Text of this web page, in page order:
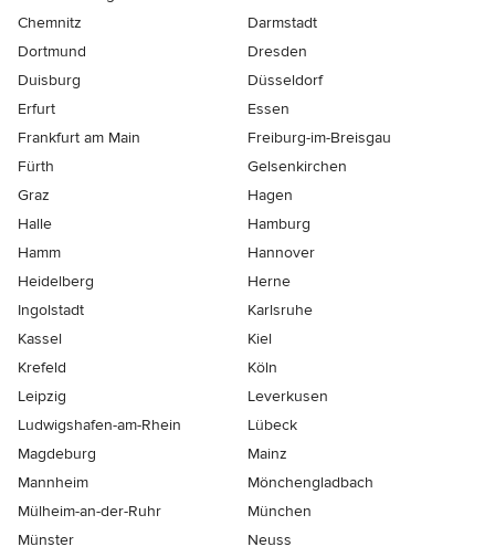
Chemnitz
Darmstadt
Dortmund
Dresden
Duisburg
Düsseldorf
Erfurt
Essen
Frankfurt am Main
Freiburg-im-Breisgau
Fürth
Gelsenkirchen
Graz
Hagen
Halle
Hamburg
Hamm
Hannover
Heidelberg
Herne
Ingolstadt
Karlsruhe
Kassel
Kiel
Krefeld
Köln
Leipzig
Leverkusen
Ludwigshafen-am-Rhein
Lübeck
Magdeburg
Mainz
Mannheim
Mönchen­gladbach
Mülheim-an-der-Ruhr
München
Münster
Neuss